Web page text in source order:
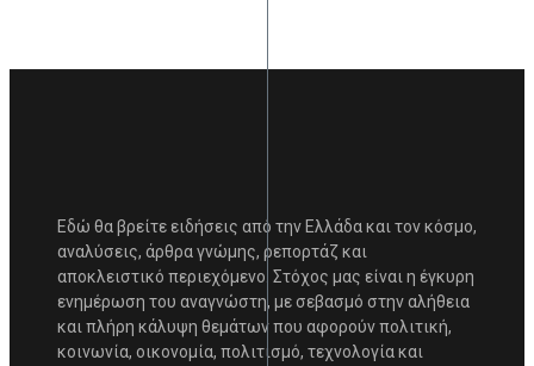
Εδώ θα βρείτε ειδήσεις από την Ελλάδα και τον κόσμο,
αναλύσεις, άρθρα γνώμης, ρεπορτάζ και
αποκλειστικό περιεχόμενο. Στόχος μας είναι η έγκυρη
ενημέρωση του αναγνώστη, με σεβασμό στην αλήθεια
και πλήρη κάλυψη θεμάτων που αφορούν πολιτική,
κοινωνία, οικονομία, πολιτισμό, τεχνολογία και